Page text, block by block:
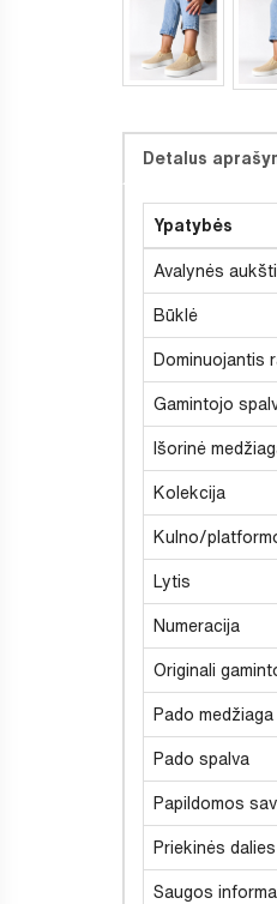
Detalus
Ypatybės
Avalynės
Būklė
Dominuojantis
Gamintojo
Išorinė
Kolekcija
Kulno/
Lytis
Numeracija
Originali
Pado medžiaga
Pado spalva
Papildomos
Priekinės
Saugos